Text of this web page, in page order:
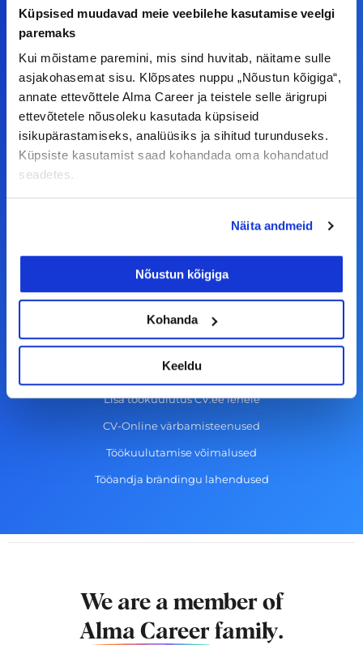
Küpsised muudavad meie veebilehe kasutamise veelgi
paremaks
Kui mõistame paremini, mis sind huvitab, näitame sulle
asjakohasemat sisu. Klõpsates nuppu „Nõustun kõigiga“,
annate ettevõttele Alma Career ja teistele selle ärigrupi
ettevõtetele nõusoleku kasutada küpsiseid
isikupärastamiseks, analüüsiks ja sihitud turunduseks.
Küpsiste kasutamist saad kohandada oma kohandatud
seadetes.
Näita andmeid
Nõustun kõigiga
Kohanda
Keeldu
teha koostööd, siis võta meiega julgelt ühendust.
F
a
c
e
o
k
f
I
n
s
t
g
a
m
L
i
n
k
d
n
Y
o
u
t
b
e
© Alma Career Estonia OÜ
Aktiveeri tööpakkumiste teavitus
KKK
Kasutustingimused
Tööandjale
Lisa töökuulutus CV.ee lehele
CV-Online värbamisteenused
Töökuulutamise võimalused
Tööandja brändingu lahendused
We are a member of
Alma Career family.